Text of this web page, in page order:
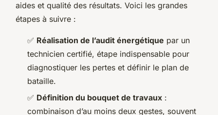
aides et qualité des résultats. Voici les grandes
étapes à suivre :
✅ Réalisation de l’audit énergétique par un
technicien certifié, étape indispensable pour
diagnostiquer les pertes et définir le plan de
bataille.
✅ Définition du bouquet de travaux :
combinaison d’au moins deux gestes, souvent